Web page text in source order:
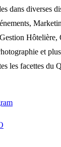
dans diverses
Hôtelière,
et
les facettes du